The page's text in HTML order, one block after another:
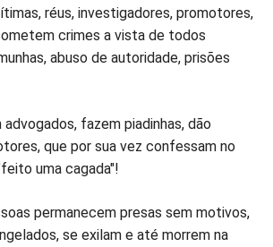
réus, investigadores, promotores,
crimes a vista de todos
abuso de autoridade, prisões
fazem piadinhas, dão
que por sua vez confessam no
uma cagada"!
permanecem presas sem motivos,
se exilam e até morrem na